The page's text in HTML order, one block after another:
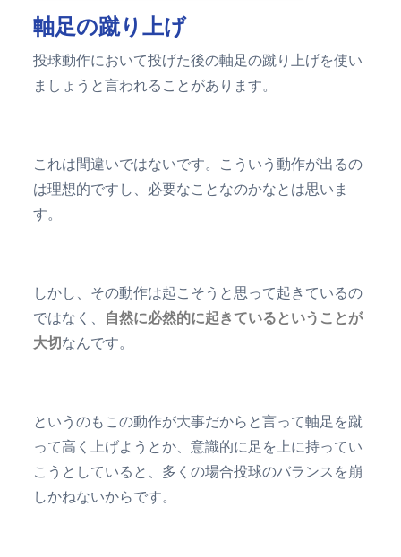
軸足の蹴り上げ
投球動作において投げた後の軸足の蹴り上げを使い
ましょうと言われることがあります。
これは間違いではないです。こういう動作が出るの
は理想的ですし、必要なことなのかなとは思いま
す。
しかし、その動作は起こそうと思って起きているの
ではなく、 自然に必然的に起きているということが
大切なんです。
というのもこの動作が大事だからと言って軸足を蹴
って高く上げようとか、意識的に足を上に持ってい
こうとしていると、多くの場合投球のバランスを崩
しかねないからです。